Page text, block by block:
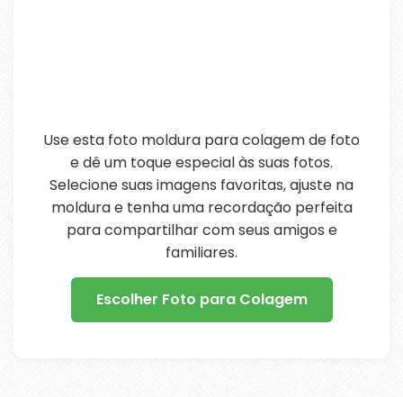
Use esta foto moldura para colagem de foto
e dê um toque especial às suas fotos.
Selecione suas imagens favoritas, ajuste na
moldura e tenha uma recordação perfeita
para compartilhar com seus amigos e
familiares.
Escolher Foto para Colagem